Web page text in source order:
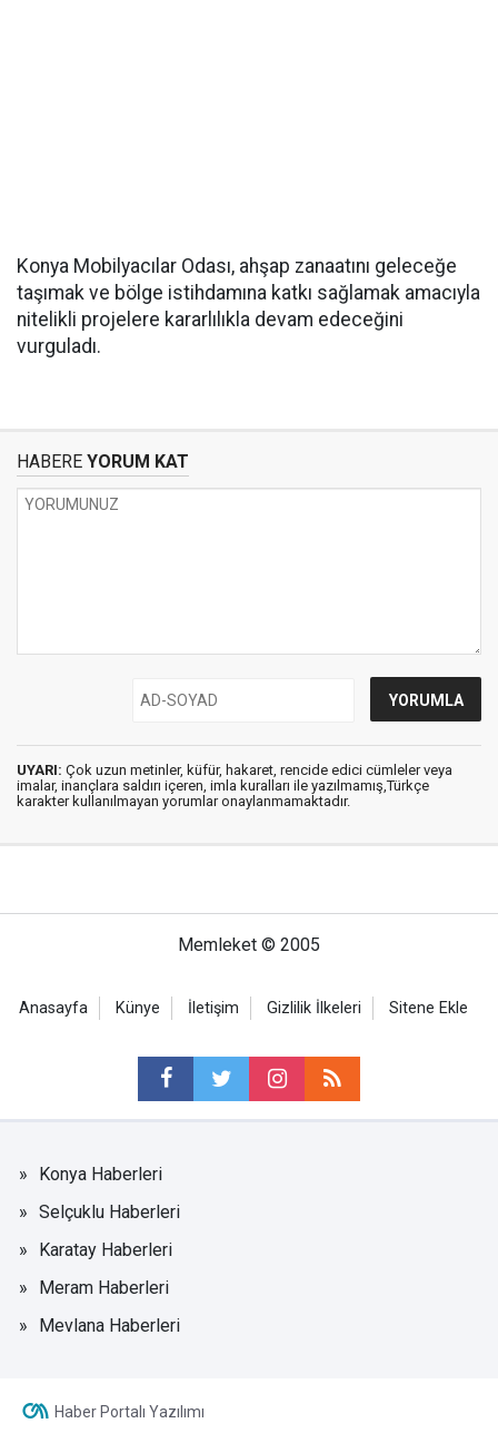
Konya Mobilyacılar Odası, ahşap zanaatını geleceğe
taşımak ve bölge istihdamına katkı sağlamak amacıyla
nitelikli projelere kararlılıkla devam edeceğini
vurguladı.
HABERE YORUM KAT
UYARI: Çok uzun metinler, küfür, hakaret, rencide edici cümleler veya
imalar, inançlara saldırı içeren, imla kuralları ile yazılmamış,Türkçe
karakter kullanılmayan yorumlar onaylanmamaktadır.
Memleket © 2005
Anasayfa Künye İletişim Gizlilik İlkeleri Sitene Ekle
Konya Haberleri
Selçuklu Haberleri
Karatay Haberleri
Meram Haberleri
Mevlana Haberleri
Haber Portalı Yazılımı